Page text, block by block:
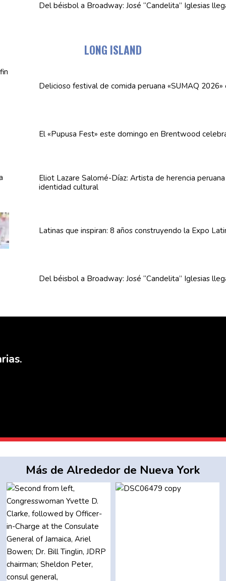
Del béisbol a Broadway: José “Candelita” Iglesias
LONG ISLAND
Delicioso festival de comida peruana «SUMAQ
El «Pupusa Fest» este domingo en Brentwood
Eliot Lazare Salomé-Díaz: Artista de herencia
identidad cultural
Latinas que inspiran: 8 años construyendo la Expo
Del béisbol a Broadway: José “Candelita” Iglesias
Más de Alrededor de Nueva York